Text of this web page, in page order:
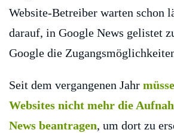
Website-Betreiber warten schon
darauf, in Google News gelistet
Google die
Seit dem vergangenen Jahr
Websites nicht mehr die
News beantragen, um dort zu